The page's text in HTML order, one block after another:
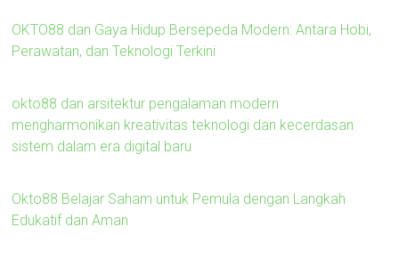
OKTO88 dan Gaya Hidup Bersepeda Modern: Antara Hobi,
Perawatan, dan Teknologi Terkini
okto88 dan arsitektur pengalaman modern
mengharmonikan kreativitas teknologi dan kecerdasan
sistem dalam era digital baru
Okto88 Belajar Saham untuk Pemula dengan Langkah
Edukatif dan Aman